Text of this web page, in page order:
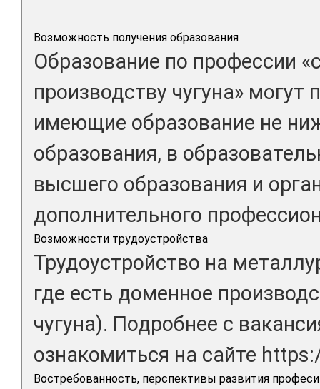
Возможность получения образования
Образование по профессии
производству чугуна» могут
имеющие образование не
образования, в
высшего образования и
дополнительного
Возможности трудоустройства
Трудоустройство на
где есть доменное
чугуна). Подробнее с
ознакомиться на сайте
Востребованность, перспективы развития